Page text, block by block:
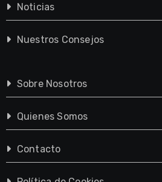
Noticias
Nuestros Consejos
Sobre Nosotros
Quienes Somos
Contacto